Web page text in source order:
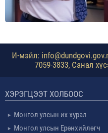
И-мэйл:
7059-3833, Санал
ХЭРЭГЦЭЭТ ХОЛБООС
Монгол улсын их хурал
Монгол улсын Ерөнхийлөгч